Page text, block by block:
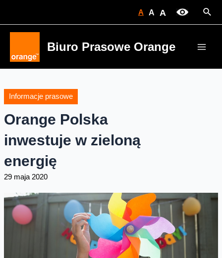
A A A
Biuro Prasowe Orange
Informacje prasowe
Orange Polska
inwestuje w zieloną
energię
29 maja 2020